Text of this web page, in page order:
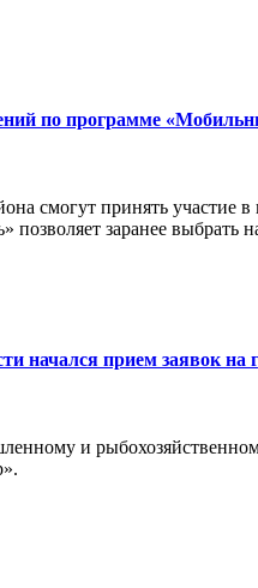
по программе
смогут принять участие
позволяет заранее
начался прием заявок на
и